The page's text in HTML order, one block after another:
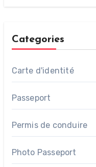
Categories
Carte d'identité
Passeport
Permis de conduire
Photo Passeport